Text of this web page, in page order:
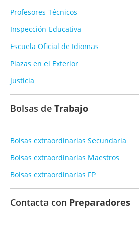
Profesores Técnicos
Inspección Educativa
Escuela Oficial de Idiomas
Plazas en el Exterior
Justicia
Bolsas de Trabajo
Bolsas extraordinarias Secundaria
Bolsas extraordinarias Maestros
Bolsas extraordinarias FP
Contacta con Preparadores